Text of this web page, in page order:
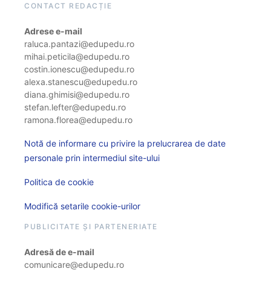
CONTACT REDACȚIE
Adrese e-mail
raluca.pantazi@edupedu.ro
mihai.peticila@edupedu.ro
costin.ionescu@edupedu.ro
alexa.stanescu@edupedu.ro
diana.ghimisi@edupedu.ro
stefan.lefter@edupedu.ro
ramona.florea@edupedu.ro
Notă de informare cu privire la prelucrarea de date
personale prin intermediul site-ului
Politica de cookie
Modifică setarile cookie-urilor
PUBLICITATE ȘI PARTENERIATE
Adresă de e-mail
comunicare@edupedu.ro